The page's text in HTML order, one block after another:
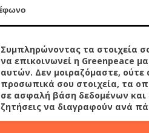
Συμπληρώνοντας τα στοιχεία
να επικοινωνεί η Greenpeace
αυτών. Δεν μοιραζόμαστε,
προσωπικά σου στοιχεία, τα
σε ασφαλή βάση δεδομένων και
ζητήσεις να διαγραφούν ανά